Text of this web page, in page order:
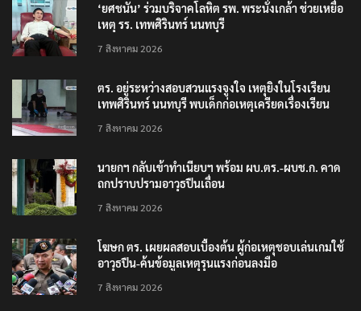
‘ยศชนัน’ ร่วมบริจาคโลหิต รพ. พระนั่งเกล้า ช่วยเหยื่อ
เหตุ รร. เทพศิรินทร์ นนทบุรี
7 สิงหาคม 2026
ตร. อยู่ระหว่างสอบสวนแรงจูงใจ เหตุยิงในโรงเรียน
เทพศิรินทร์ นนทบุรี พบเด็กก่อเหตุเครียดเรื่องเรียน
7 สิงหาคม 2026
นายกฯ กลับเข้าทำเนียบฯ พร้อม ผบ.ตร.-ผบช.ก. คาด
ถกปราบปรามอาวุธปืนเถื่อน
7 สิงหาคม 2026
โฆษก ตร. เผยผลสอบเบื้องต้น ผู้ก่อเหตุชอบเล่นเกมใช้
อาวุธปืน-ค้นข้อมูลเหตุรุนแรงก่อนลงมือ
7 สิงหาคม 2026